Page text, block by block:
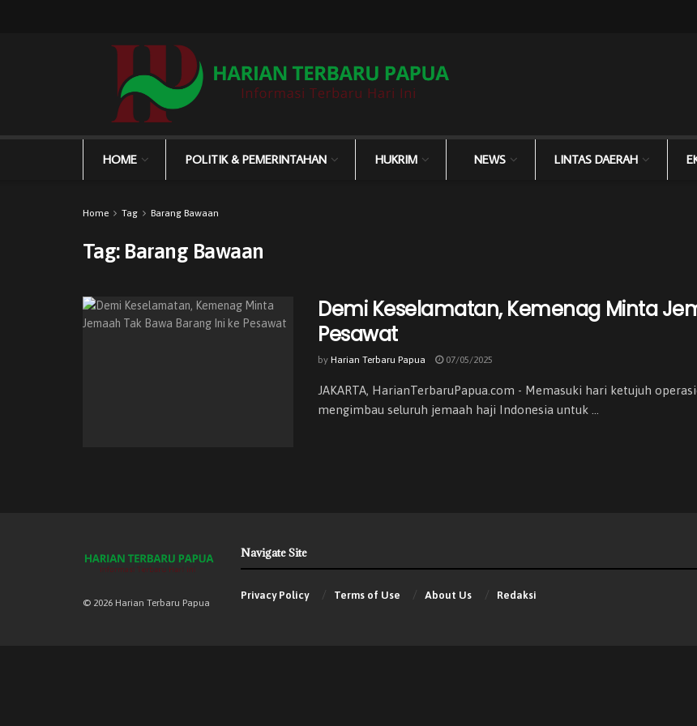
HOME POLITIK & PEMERINTAHAN HUKRIM NEWS LINTAS DAERAH
Home Tag Barang Bawaan
Tag: Barang Bawaan
Demi Keselamatan, Kemenag Minta
Pesawat
by Harian Terbaru Papua 07/05/2025
JAKARTA, HarianTerbaruPapua.com - Memasuki hari ketujuh
mengimbau seluruh jemaah haji Indonesia untuk ...
© 2026 Harian Terbaru Papua
Navigate Site
Privacy Policy Terms of Use About Us Redaksi